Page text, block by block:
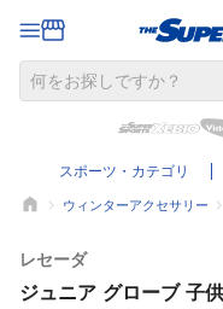
スポーツ・カテゴリ
ウィンターアクセサリー
レセーダ
ジュニア グローブ 子